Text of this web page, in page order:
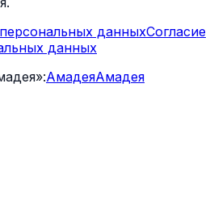
данныхСогласие
данных
АмадеяАмадея